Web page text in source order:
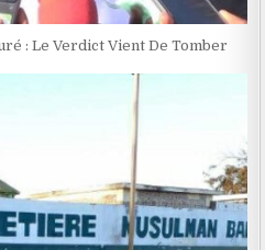
: Le Verdict Vient De Tomber